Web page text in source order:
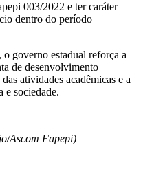
003/2022 e ter caráter
dentro do período
governo estadual reforça a
de desenvolvimento
atividades acadêmicas e a
e sociedade.
Ascom Fapepi)